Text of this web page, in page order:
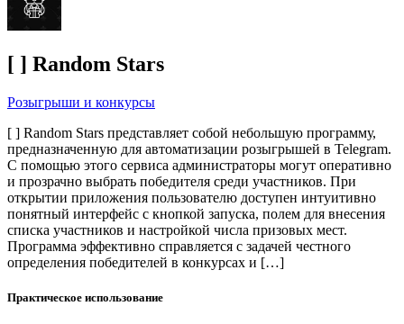
[ ] Random Stars
Розыгрыши и конкурсы
[ ] Random Stars представляет собой небольшую программу,
предназначенную для автоматизации розыгрышей в Telegram.
С помощью этого сервиса администраторы могут оперативно
и прозрачно выбрать победителя среди участников. При
открытии приложения пользователю доступен интуитивно
понятный интерфейс с кнопкой запуска, полем для внесения
списка участников и настройкой числа призовых мест.
Программа эффективно справляется с задачей честного
определения победителей в конкурсах и […]
Практическое использование